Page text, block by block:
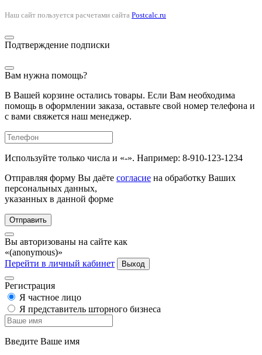
Наш сайт пользуется расчетами сайта Postcalc.ru
Подтверждение подписки
Вам нужна помощь?
В Вашей корзине остались товары. Если Вам необходима
помощь в оформлении заказа, оставьте свой номер телефона и
с вами свяжется наш менеджер.
Используйте только числа и «-». Например: 8-910-123-1234
Отправляя форму Вы даёте согласие на обработку Ваших
персональных данных,
указанных в данной форме
Отправить
Вы авторизованы на сайте как
«(anonymous)»
Перейти в личный кабинет
Выход
Регистрация
Я частное лицо
Я представитель шторного бизнеса
Введите Ваше имя